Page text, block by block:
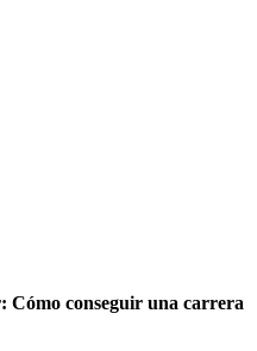
conseguir una carrera